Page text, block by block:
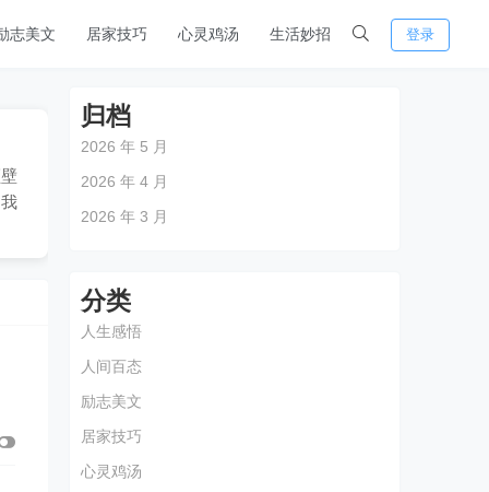
志美文 居家技巧 心灵鸡汤 生活妙招 登录
归档
2026 年 5 月
2026 年 4 月
2026 年 3 月
分类
人生感悟
人间百态
励志美文
居家技巧
心灵鸡汤